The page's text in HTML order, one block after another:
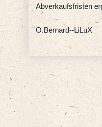
Abverkaufsfristen
O.Bernard--LiLuX